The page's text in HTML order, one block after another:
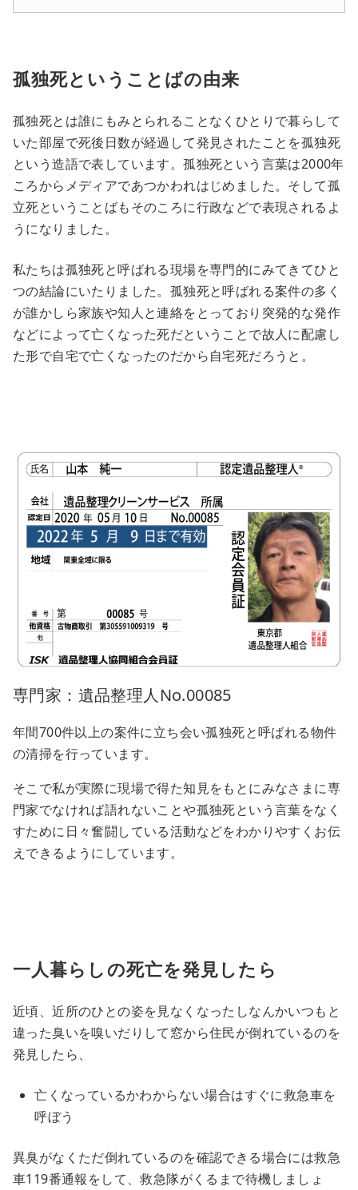
孤独死ということばの由来
孤独死とは誰にもみとられることなくひとりで暮らして
いた部屋で死後日数が経過して発見されたことを孤独死
という造語で表しています。孤独死という言葉は2000年
ころからメディアであつかわれはじめました。そして孤
立死ということばもそのころに行政などで表現されるよ
うになりました。
私たちは孤独死と呼ばれる現場を専門的にみてきてひと
つの結論にいたりました。孤独死と呼ばれる案件の多く
が誰かしら家族や知人と連絡をとっており突発的な発作
などによって亡くなった死だということで故人に配慮し
た形で自宅で亡くなったのだから自宅死だろうと。
専門家：遺品整理人No.00085
年間700件以上の案件に立ち会い孤独死と呼ばれる物件
の清掃を行っています。
そこで私が実際に現場で得た知見をもとにみなさまに専
門家でなければ語れないことや孤独死という言葉をなく
すために日々奮闘している活動などをわかりやすくお伝
えできるようにしています。
一人暮らしの死亡を発見したら
近頃、近所のひとの姿を見なくなったしなんかいつもと
違った臭いを嗅いだりして窓から住民が倒れているのを
発見したら、
亡くなっているかわからない場合はすぐに救急車を
呼ぼう
異臭がなくただ倒れているのを確認できる場合には救急
車119番通報をして、救急隊がくるまで待機しましょ